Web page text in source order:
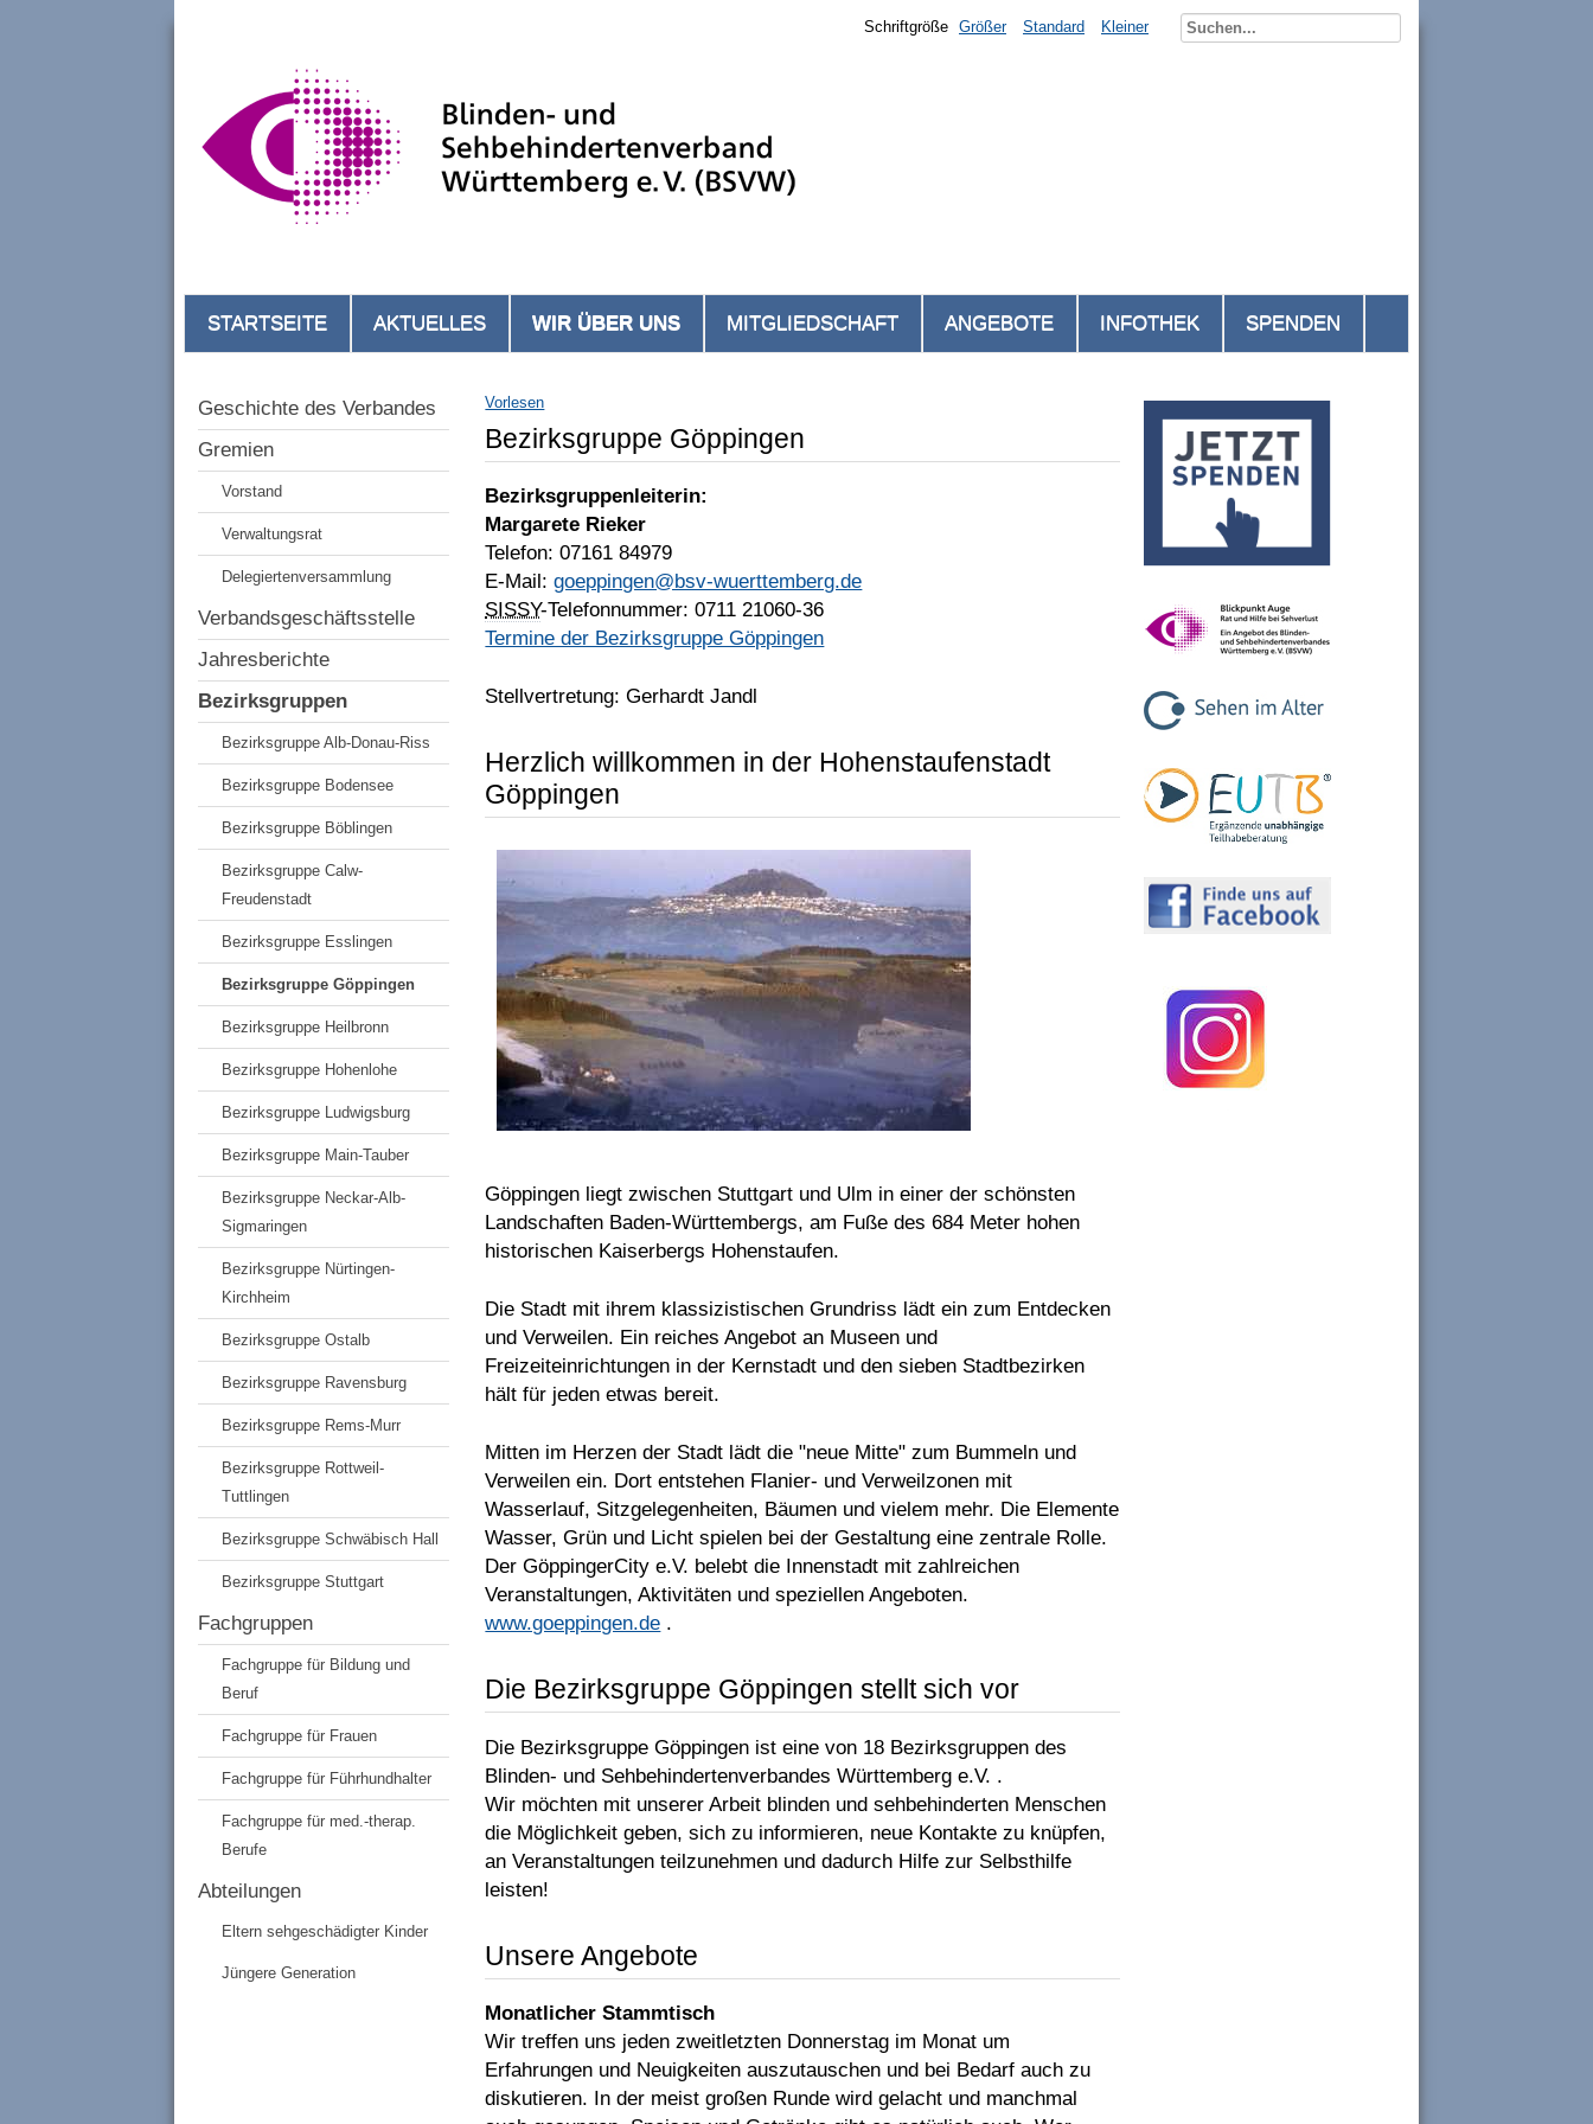
STARTSEITE AKTUELLES WIR ÜBER UNS MITGLIEDSCHAFT ANGEBOTE INFOTHEK SPENDEN
Schriftgröße Größer Standard Kleiner
Geschichte des Verbandes
Gremien
Vorstand
Verwaltungsrat
Delegiertenversammlung
Verbandsgeschäftsstelle
Jahresberichte
Bezirksgruppen
Bezirksgruppe Alb-Donau-Riss
Bezirksgruppe Bodensee
Bezirksgruppe Böblingen
Bezirksgruppe Calw-
Freudenstadt
Bezirksgruppe Esslingen
Bezirksgruppe Göppingen
Bezirksgruppe Heilbronn
Bezirksgruppe Hohenlohe
Bezirksgruppe Ludwigsburg
Bezirksgruppe Main-Tauber
Bezirksgruppe Neckar-Alb-
Sigmaringen
Bezirksgruppe Nürtingen-
Kirchheim
Bezirksgruppe Ostalb
Bezirksgruppe Ravensburg
Bezirksgruppe Rems-Murr
Bezirksgruppe Rottweil-
Tuttlingen
Bezirksgruppe Schwäbisch Hall
Bezirksgruppe Stuttgart
Fachgruppen
Fachgruppe für Bildung und
Beruf
Fachgruppe für Frauen
Fachgruppe für Führhundhalter
Fachgruppe für med.-therap.
Berufe
Abteilungen
Eltern sehgeschädigter Kinder
Jüngere Generation
Vorlesen
Bezirksgruppe Göppingen
Bezirksgruppenleiterin:
Margarete Rieker
Telefon: 07161 84979
E-Mail:goeppingen@bsv-wuerttemberg.de
SISSY-Telefonnummer: 0711 21060-36
Termine der Bezirksgruppe Göppingen
Stellvertretung: Gerhardt Jandl
Herzlich willkommen in der Hohenstaufenstadt
Göppingen
Göppingen liegt zwischen Stuttgart und Ulm in einer der schönsten
Landschaften Baden-Württembergs, am Fuße des 684 Meter hohen
historischen Kaiserbergs Hohenstaufen.
Die Stadt mit ihrem klassizistischen Grundriss lädt ein zum Entdecken
und Verweilen. Ein reiches Angebot an Museen und
Freizeiteinrichtungen in der Kernstadt und den sieben Stadtbezirken
hält für jeden etwas bereit.
Mitten im Herzen der Stadt lädt die "neue Mitte" zum Bummeln und
Verweilen ein. Dort entstehen Flanier- und Verweilzonen mit
Wasserlauf, Sitzgelegenheiten, Bäumen und vielem mehr. Die Elemente
Wasser, Grün und Licht spielen bei der Gestaltung eine zentrale Rolle.
Der GöppingerCity e.V. belebt die Innenstadt mit zahlreichen
Veranstaltungen, Aktivitäten und speziellen Angeboten.
www.goeppingen.de .
Die Bezirksgruppe Göppingen stellt sich vor
Die Bezirksgruppe Göppingen ist eine von 18 Bezirksgruppen des
Blinden- und Sehbehindertenverbandes Württemberg e.V. .
Wir möchten mit unserer Arbeit blinden und sehbehinderten Menschen
die Möglichkeit geben, sich zu informieren, neue Kontakte zu knüpfen,
an Veranstaltungen teilzunehmen und dadurch Hilfe zur Selbsthilfe
leisten!
Unsere Angebote
Monatlicher Stammtisch
Wir treffen uns jeden zweitletzten Donnerstag im Monat um
Erfahrungen und Neuigkeiten auszutauschen und bei Bedarf auch zu
diskutieren. In der meist großen Runde wird gelacht und manchmal